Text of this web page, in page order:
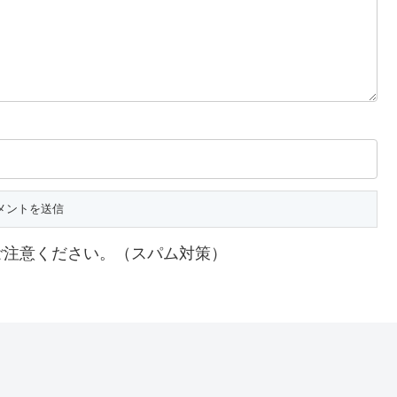
意ください。（スパム対策）